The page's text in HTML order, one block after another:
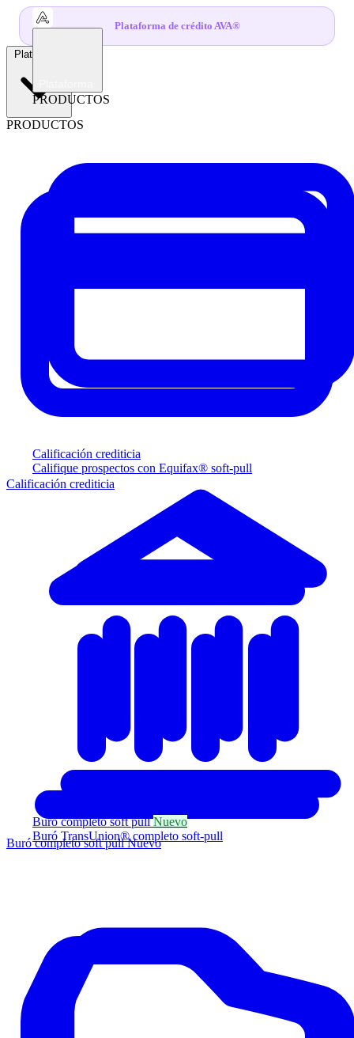
Plataforma de crédito AVA®
PRODUCTOS
Calificación crediticia
Califique prospectos con Equifax® soft-pull
Buró completo soft pullNuevo
Buró TransUnion® completo soft-pull
Plataforma
PRODUCTOS
Calificación crediticia
Buró completo soft pullNuevo